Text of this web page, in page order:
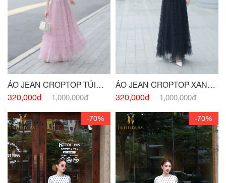
ÁO JEAN CROPTOP TÚI
NGỰC
320,000đ 1,000,000đ
ÁO JEAN CROPTOP XANH
NAVY
320,000đ 1,000,000đ
-70% -70%